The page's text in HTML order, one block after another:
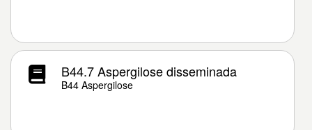
B44.7 Aspergilose disseminada
B44 Aspergilose